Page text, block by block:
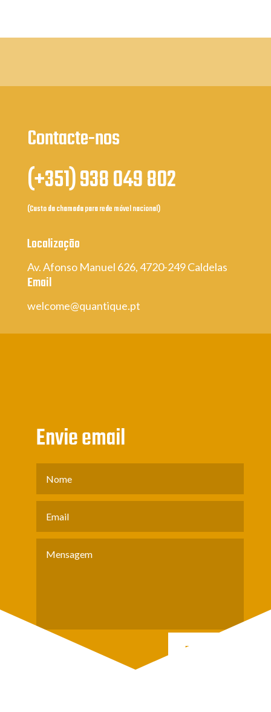
Contacte-nos
(+351) 938 049 802
(Custo da chamada para rede móvel nacional)
Localização
Av. Afonso Manuel 626, 4720-249 Caldelas
Email
welcome@quantique.pt
Envie email
ENVIAR